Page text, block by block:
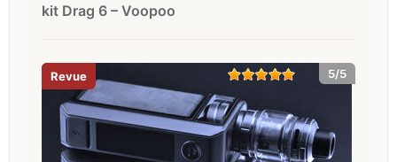
kit Drag 6 – Voopoo
5/5